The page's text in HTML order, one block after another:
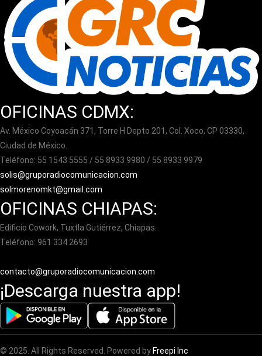
OFICINAS CDMX:
Av. México Coyoacán 371, Torre H Depto 201, Col. Xoco, CP 03330,
Ciudad de México.
Teléfono: 55 1543 5555 / 55 8933 9980 / 55 8933 9979
solis@gruporadiocomunicacion.com
solmorenomkt@gmail.com
OFICINAS CHIAPAS:
Edificio Cowork, Tuxtla Gutiérrez, Chiapas.
Teléfono: 961 334 2693
contacto@gruporadiocomunicacion.com
¡Descarga nuestra app!
© 2025. All Rights Reserved. Powered by Freepi Inc